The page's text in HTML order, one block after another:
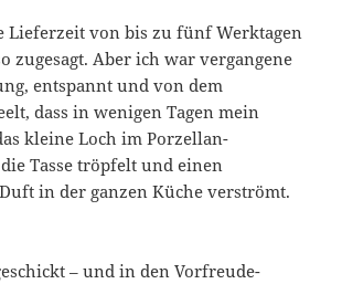
Lieferzeit von bis zu fünf Werktagen
zugesagt. Aber ich war vergangene
entspannt und von dem
dass in wenigen Tagen mein
kleine Loch im Porzellan-
Tasse tröpfelt und einen
in der ganzen Küche verströmt.
– und in den Vorfreude-